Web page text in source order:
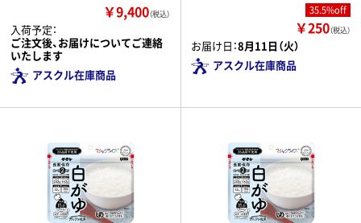
￥9,400（税込）
入荷予定：
ご注文後、お届けについてご連絡
いたします
アスクル在庫商品
35.5%off
￥250（税込）
お届け日：8月11日（火）
アスクル在庫商品